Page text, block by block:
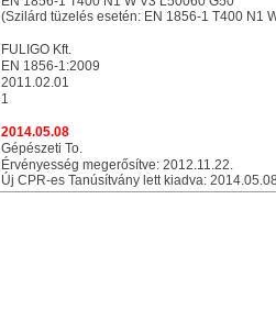
(Szilárd tüzelés esetén: EN 1856-1 T400 N1
FULIGO Kft.
EN 1856-1:2009
2011.02.01
1
2014.05.08
Gépészeti To.
Érvényesség megerősítve: 2012.11.22.
Új CPR-es Tanúsítvány lett kiadva: